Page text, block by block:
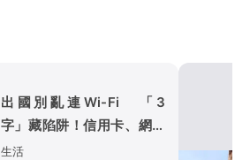
出國別亂連Wi-Fi 「3
字」藏陷阱！信用卡、網銀
資料恐遭盜
生活